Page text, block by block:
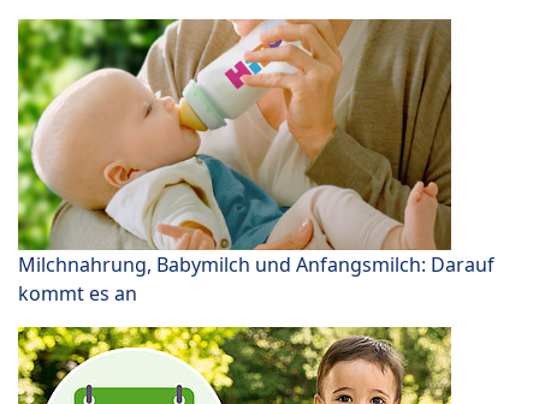
Milchnahrung, Babymilch und Anfangsmilch: Darauf
kommt es an